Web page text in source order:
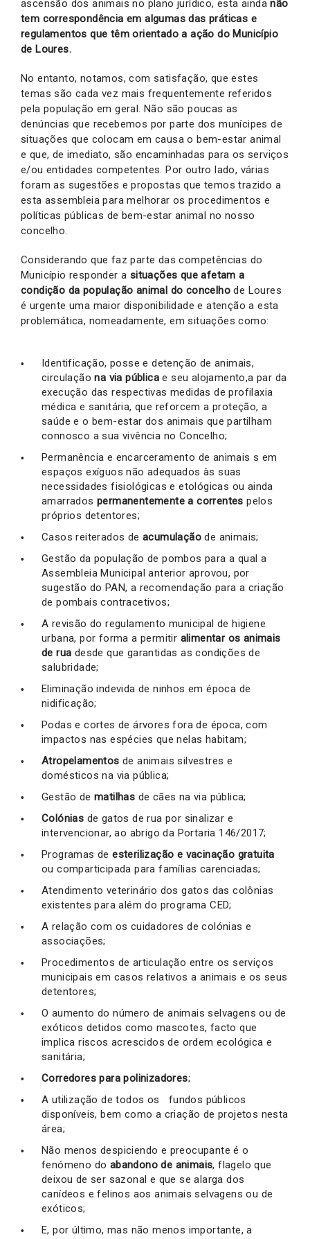
ascensão dos animais no plano jurídico, esta ainda não
tem correspondência em algumas das práticas e
regulamentos que têm orientado a ação do Município
de Loures.
No entanto, notamos, com satisfação, que estes
temas são cada vez mais frequentemente referidos
pela população em geral. Não são poucas as
denúncias que recebemos por parte dos munícipes de
situações que colocam em causa o bem-estar animal
e que, de imediato, são encaminhadas para os serviços
e/ou entidades competentes. Por outro lado, várias
foram as sugestões e propostas que temos trazido a
esta assembleia para melhorar os procedimentos e
políticas públicas de bem-estar animal no nosso
concelho.
Considerando que faz parte das competências do
Município responder a situações que afetam a
condição da população animal do concelhode Loures
é urgente uma maior disponibilidade e atenção a esta
problemática, nomeadamente, em situações como:
Identificação, posse e detenção de animais,
circulaçãona via pública e seu alojamento,a par da
execução das respectivas medidas de profilaxia
médica e sanitária, que reforcem a proteção, a
saúde e o bem-estar dos animais que partilham
connosco a sua vivência no Concelho;
Permanência e encarceramento de animais s em
espaços exíguos não adequados às suas
necessidades fisiológicas e etológicas ou ainda
amarradospermanentemente a correntes pelos
próprios detentores;
Casos reiterados de acumulação de animais;
Gestão da população de pombos para a qual a
Assembleia Municipal anterior aprovou, por
sugestão do PAN, a recomendação para a criação
de pombais contracetivos;
A revisão do regulamento municipal de higiene
urbana, por forma a permitir alimentar os animais
de rua desde que garantidas as condições de
salubridade;
Eliminação indevida de ninhos em época de
nidificação;
Podas e cortes de árvores fora de época, com
impactos nas espécies que nelas habitam;
Atropelamentos de animais silvestres e
domésticos na via pública;
Gestão de matilhas de cães na via pública;
Colónias de gatos de rua por sinalizar e
intervencionar, ao abrigo da Portaria 146/2017;
Programas deesterilização e vacinação gratuita
ou comparticipada para famílias carenciadas;
Atendimento veterinário dos gatos das colônias
existentes para além do programa CED;
A relação com os cuidadores de colónias e
associações;
Procedimentos de articulação entre os serviços
municipais em casos relativos a animais e os seus
detentores;
O aumento do número de animais selvagens ou de
exóticos detidos como mascotes, facto que
implica riscos acrescidos de ordem ecológica e
sanitária;
Corredores para polinizadores;
A utilização de todos os fundos públicos
disponíveis, bem como a criação de projetos nesta
área;
Não menos despiciendo e preocupante é o
fenómeno do abandono de animais, flagelo que
deixou de ser sazonal e que se alarga dos
canídeos e felinos aos animais selvagens ou de
exóticos;
E, por último, mas não menos importante, a